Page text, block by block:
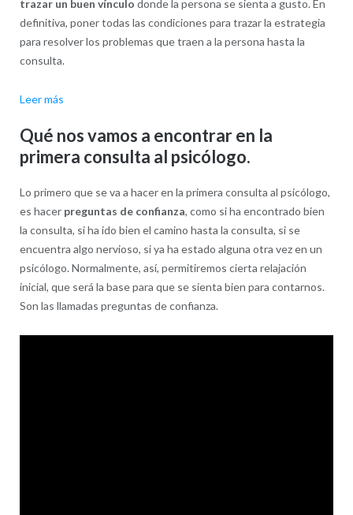
trazar un buen vínculo donde la persona se sienta a gusto. En
definitiva, poner todas las condiciones para trazar la estrategia
para resolver los problemas que traen a la persona hasta la
consulta.
Leer más:
consulta
al
Qué nos vamos a encontrar en la
primera consulta al psicólogo.
Lo primero que se va a hacer en la primera consulta al psicólogo,
es hacer preguntas de confianza, como si ha encontrado bien
la consulta, si ha ido bien el camino hasta la consulta, si se
encuentra algo nervioso, si ya ha estado alguna otra vez en un
psicólogo. Normalmente, así, permitiremos cierta relajación
inicial, que será la base para que se sienta bien para contarnos.
Son las llamadas preguntas de confianza.